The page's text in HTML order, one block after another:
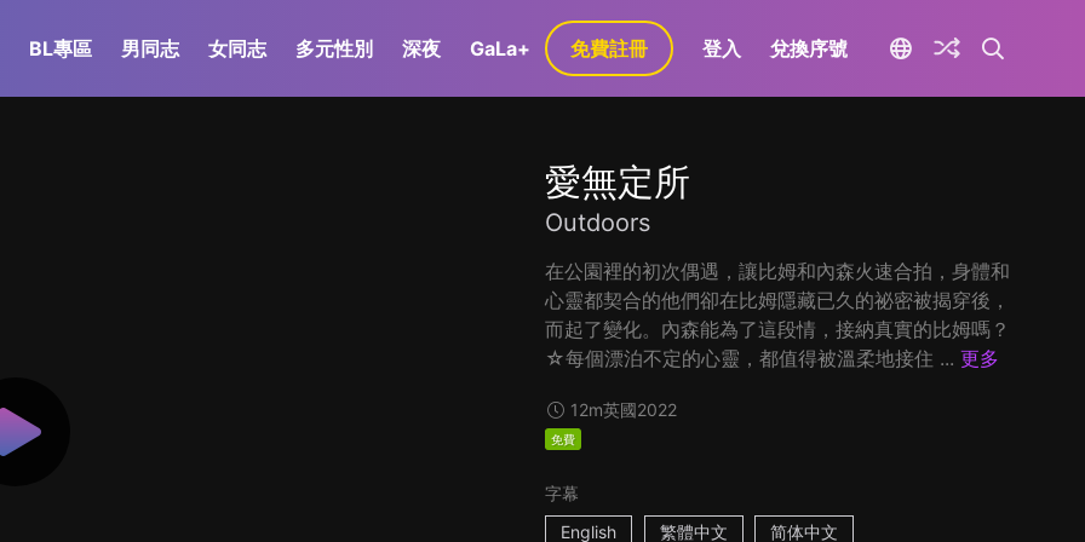
BL專區 男同志 女同志 多元性別 深夜 GaLa+ 免費註冊 登入 兌換序號
愛無定所
Outdoors
在公園裡的初次偶遇，讓比姆和內森火速合拍，身體和
心靈都契合的他們卻在比姆隱藏已久的祕密被揭穿後，
而起了變化。內森能為了這段情，接納真實的比姆嗎？
☆每個漂泊不定的心靈，都值得被溫柔地接住 ... 更多
12m英國2022
免費
字幕
English
繁體中文 简体中文